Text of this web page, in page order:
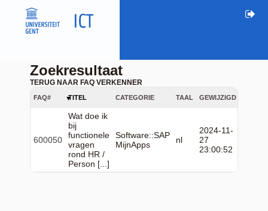
Zoekresultaat
TERUG NAAR FAQ VERKENNER
FAQ# TITEL CATEGORIE TAAL GEWIJZIGD
600050
Wat doe ik
bij
functionele
vragen
rond HR /
Person [...]
Software::SAP
MijnApps
nl
2024-11-
27
23:00:52